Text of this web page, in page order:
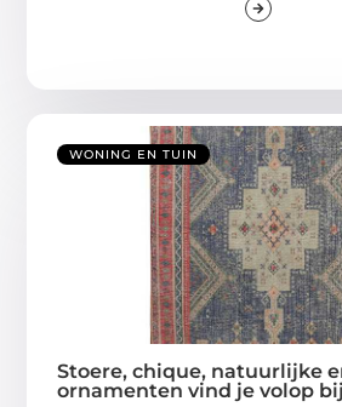
WONING EN TUIN
Stoere, chique, natuurlijke
ornamenten vind je volop